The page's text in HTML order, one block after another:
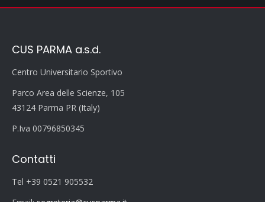
CUS PARMA a.s.d.
Centro Universitario Sportivo
Parco Area delle Scienze, 105
43124 Parma PR (Italy)
P.Iva 00796850345
Contatti
Tel +39 0521 905532